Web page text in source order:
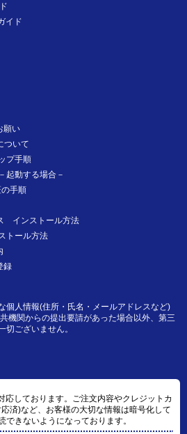
イド
願い
ついて
プ手順
起動する場合－
手順
インストール方法
トール方法
録
個人情報(住所・氏名・メールアドレスなど)
機関からの提出要請があった場合以外、第三
切ございません。
応しております。ご注文内容やクレジットカ
済)など、お客様の大切な情報は暗号化して
きないようになっております。